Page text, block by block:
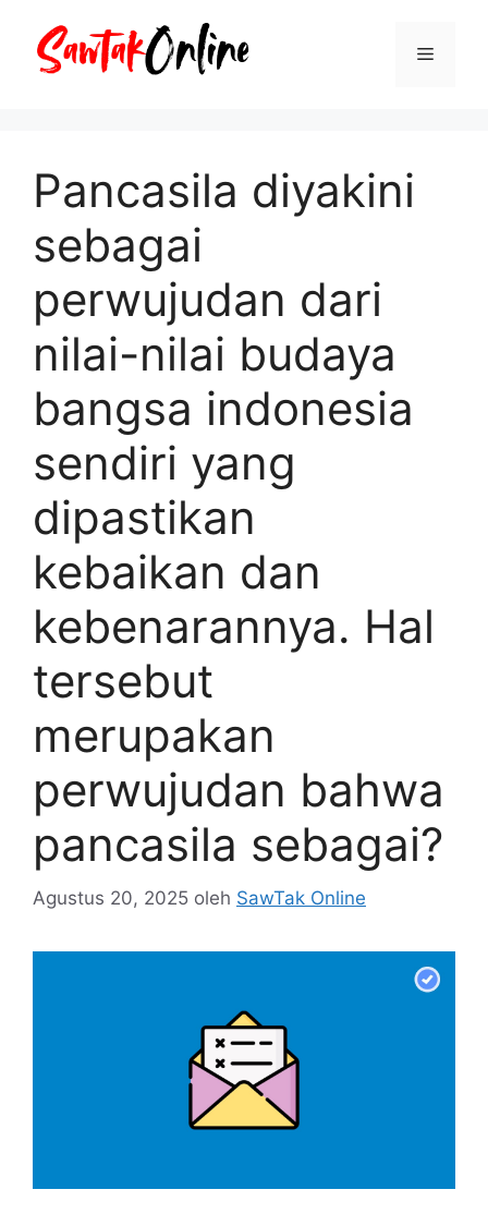
Menu
Pancasila diyakini
sebagai
perwujudan dari
nilai-nilai budaya
bangsa indonesia
sendiri yang
dipastikan
kebaikan dan
kebenarannya. Hal
tersebut
merupakan
perwujudan bahwa
pancasila sebagai?
Agustus 20, 2025 oleh SawTak Online